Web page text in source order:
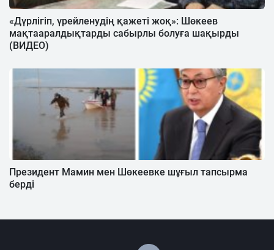
«Дүрлігіп, үрейленудің қажеті жоқ»: Шөкеев
мақтааралдықтарды сабырлы болуға шақырды
(ВИДЕО)
Президент Мамин мен Шөкеевке шұғыл тапсырма
берді